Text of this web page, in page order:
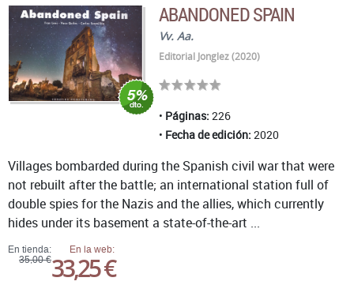
ABANDONED SPAIN
Vv. Aa.
Editorial Jonglez (2020)
Páginas: 226
Fecha de edición: 2020
En tienda:
35,00 €
En la web:
33,25 €
Villages bombarded during the Spanish civil war that were
not rebuilt after the battle; an international station full of
double spies for the Nazis and the allies, which currently
hides under its basement a state-of-the-art ...